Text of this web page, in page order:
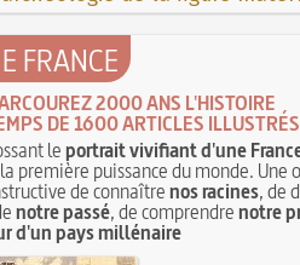
FRANCE
2000 ANS L'HISTOIRE
DE 1600 ARTICLES ILLUSTRÉS
leportrait vivifiant d'une
première puissance du monde. Une
de connaîtrenos racines, de
notre passé, de comprendrenotre
d'un pays millénaire